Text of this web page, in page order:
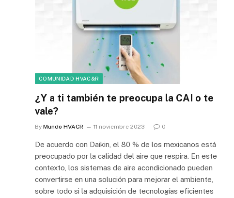
COMUNIDAD HVAC&R
¿Y a ti también te preocupa la CAI o te
vale?
By Mundo HVACR 11 noviembre 2023 0
De acuerdo con Daikin, el 80 % de los mexicanos está
preocupado por la calidad del aire que respira. En este
contexto, los sistemas de aire acondicionado pueden
convertirse en una solución para mejorar el ambiente,
sobre todo si la adquisición de tecnologías eficientes